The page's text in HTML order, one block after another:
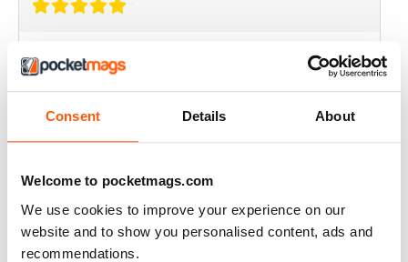
Consent Details About
Welcome to pocketmags.com
We use cookies to improve your experience on our
website and to show you personalised content, ads and
recommendations.
MINI WORLD
Always enjoyed the magazine
GREAT MAGAZINE
Great magazine for Mini owners and lovers